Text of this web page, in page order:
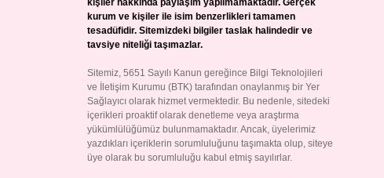
kişiler hakkında paylaşım yapılmamaktadır. Gerçek
kurum ve kişiler ile isim benzerlikleri tamamen
tesadüfidir. Sitemizdeki bilgiler taslak halindedir ve
tavsiye niteliği taşımazlar.
Sitemiz, 5651 Sayılı Kanun gereğince Bilgi Teknolojileri
ve İletişim Kurumu (BTK) tarafından onaylanmış bir Yer
Sağlayıcı olarak hizmet vermektedir. Bu nedenle, sitedeki
içerikleri proaktif olarak denetleme veya araştırma
yükümlülüğümüz bulunmamaktadır. Ancak, üyelerimiz
yazdıkları içeriklerin sorumluluğunu taşımakta olup, siteye
üye olarak bu sorumluluğu kabul etmiş sayılırlar.